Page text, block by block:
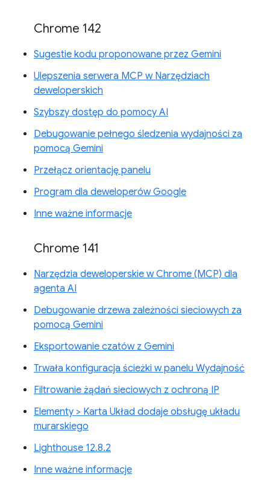
Chrome 142
Sugestie kodu proponowane przez Gemini
Ulepszenia serwera MCP w Narzędziach
deweloperskich
Szybszy dostęp do pomocy AI
Debugowanie pełnego śledzenia wydajności za
pomocą Gemini
Przełącz orientację panelu
Program dla deweloperów Google
Inne ważne informacje
Chrome 141
Narzędzia deweloperskie w Chrome (MCP) dla
agenta AI
Debugowanie drzewa zależności sieciowych za
pomocą Gemini
Eksportowanie czatów z Gemini
Trwała konfiguracja ścieżki w panelu Wydajność
Filtrowanie żądań sieciowych z ochroną IP
Elementy > Karta Układ dodaje obsługę układu
murarskiego
Lighthouse 12.8.2
Inne ważne informacje